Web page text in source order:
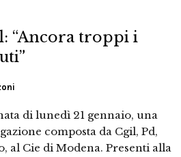
“Ancora troppi i
di lunedì 21 gennaio, una
composta da Cgil, Pd,
al Cie di Modena. Presenti alla